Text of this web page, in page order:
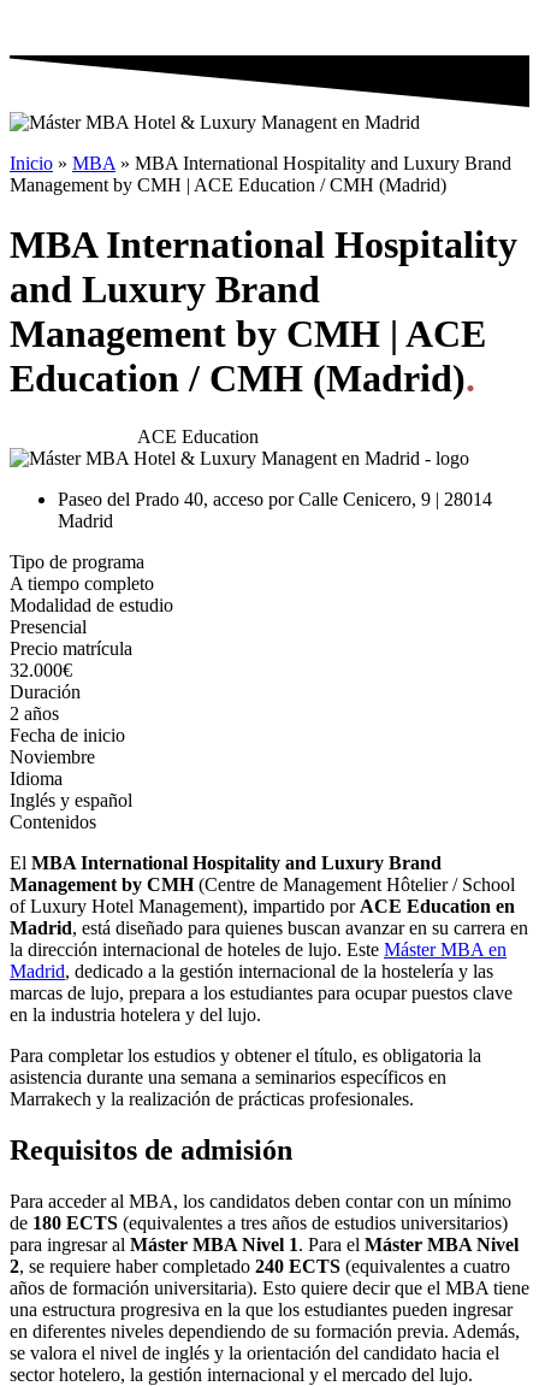
Inicio » MBA » MBA International Hospitality and Luxury Brand
Management by CMH | ACE Education / CMH (Madrid)
MBA International Hospitality
and Luxury Brand
Management by CMH | ACE
Education / CMH (Madrid).
ACE Education
Paseo del Prado 40, acceso por Calle Cenicero, 9 | 28014
Madrid
Tipo de programa
A tiempo completo
Modalidad de estudio
Presencial
Precio matrícula
32.000€
Duración
2 años
Fecha de inicio
Noviembre
Idioma
Inglés y español
Contenidos
El MBA International Hospitality and Luxury Brand
Management by CMH(Centre de Management Hôtelier / School
of Luxury Hotel Management), impartido por ACE Education en
Madrid, está diseñado para quienes buscan avanzar en su carrera en
la dirección internacional de hoteles de lujo. Este Máster MBA en
Madrid, dedicado a la gestión internacional de la hostelería y las
marcas de lujo, prepara a los estudiantes para ocupar puestos clave
en la industria hotelera y del lujo.
Para completar los estudios y obtener el título, es obligatoria la
asistencia durante una semana a seminarios específicos en
Marrakech y la realización de prácticas profesionales.
Requisitos de admisión
Para acceder al MBA, los candidatos deben contar con un mínimo
de 180 ECTS (equivalentes a tres años de estudios universitarios)
para ingresar al Máster MBA Nivel 1. Para el Máster MBA Nivel
2, se requiere haber completado 240 ECTS (equivalentes a cuatro
años de formación universitaria). Esto quiere decir que el MBA tiene
una estructura progresiva en la que los estudiantes pueden ingresar
en diferentes niveles dependiendo de su formación previa. Además,
se valora el nivel de inglés y la orientación del candidato hacia el
sector hotelero, la gestión internacional y el mercado del lujo.